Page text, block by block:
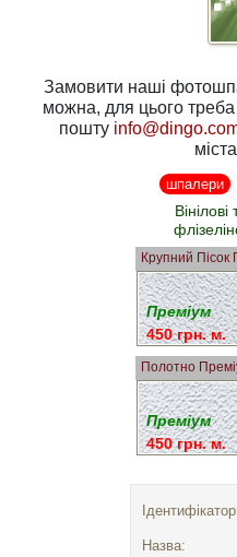
Замовити наші
можна, для цього треба написати нам на електронну
пошту
шпалери
Крупний Пісок
Преміум
450 грн. м.
Полотно
Преміум
450 грн. м.
Назва: